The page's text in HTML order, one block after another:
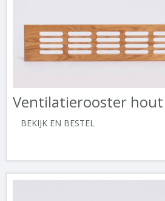
Ventilatierooster
BEKIJK EN BESTEL